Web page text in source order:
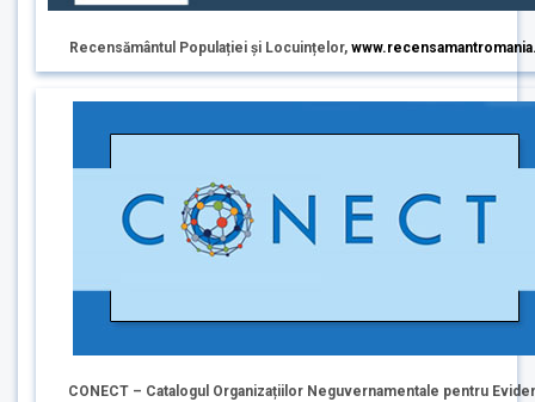
Recensământul Populației și Locuințelor,
CONECT – Catalogul Organizațiilor Neguvernamentale pentru